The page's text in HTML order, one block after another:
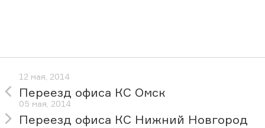
12 мая, 2014
Переезд офиса КС Омск
05 мая, 2014
Переезд офиса КС Нижний Новгород